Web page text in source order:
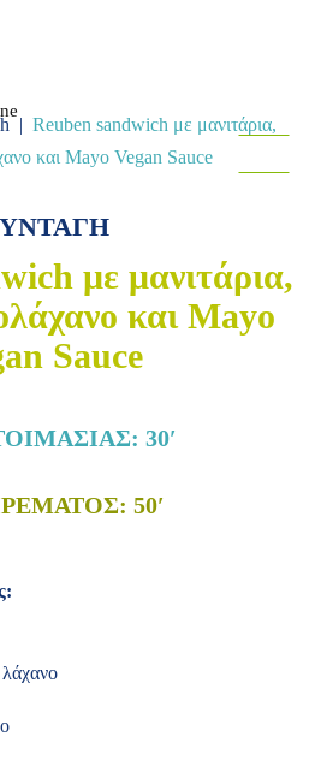
| Reuben sandwich με μανιτάρια,
και Mayo Vegan Sauce
με μανιτάρια,
και Mayo
Sauce
30′
50′